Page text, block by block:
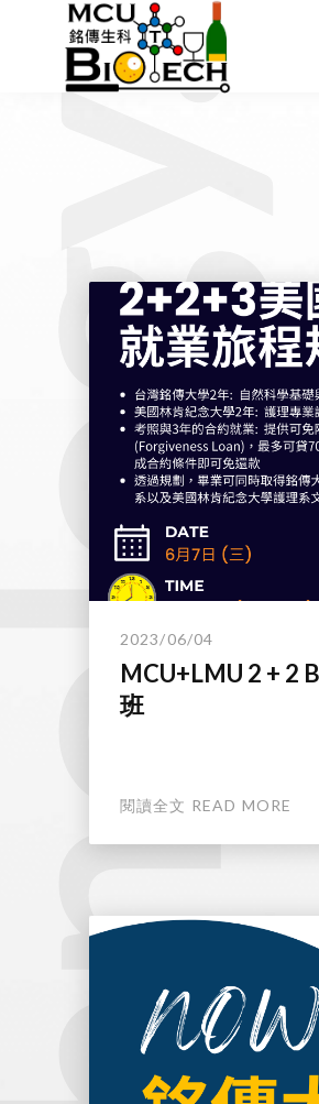
2023/06/04
MCU+LMU 2 + 2
班
閱讀全文 READ MORE